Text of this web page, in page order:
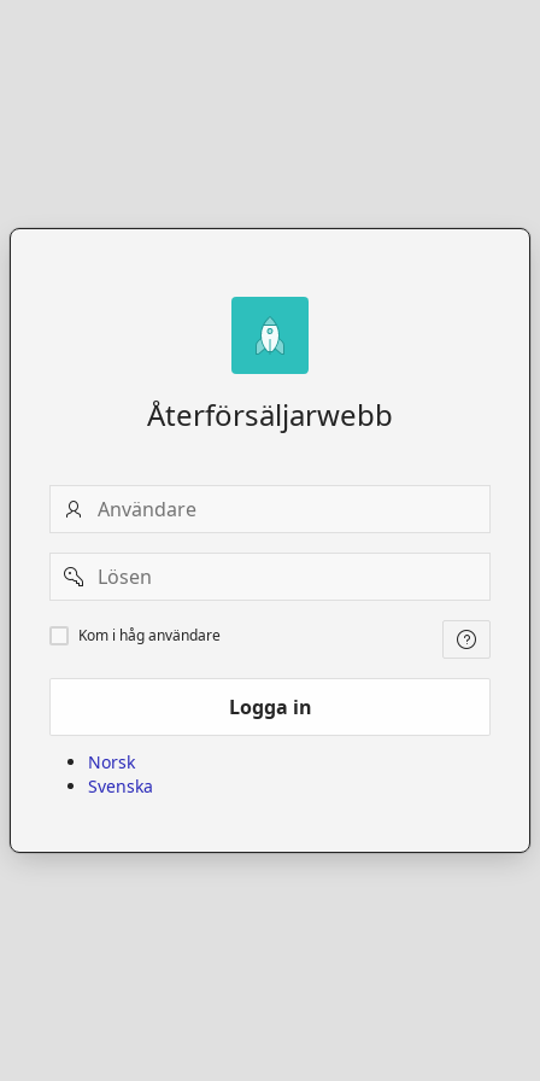
Återförsäljarwebb
Användare
Password
Kom
i
Kom i håg användare
Logga in
Norsk
Svenska